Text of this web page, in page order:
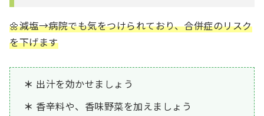
🌼減塩→病院でも気をつけられており、合併症のリスク
を下げます
出汁を効かせましょう
香辛料や、香味野菜を加えましょう